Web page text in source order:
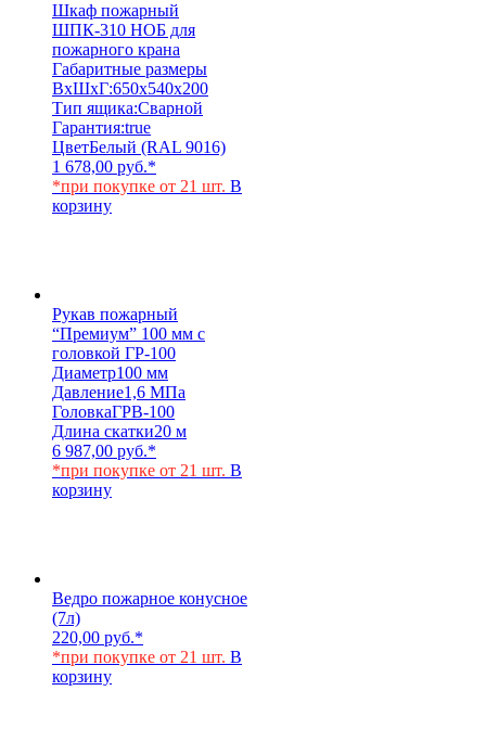
Шкаф пожарный
ШПК-310 НОБ для
пожарного крана
Габаритные размеры
ВхШхГ:650х540х200
Тип ящика:Сварной
Гарантия:true
ЦветБелый (RAL 9016)
1 678,00 руб.*
*при покупке от 21 шт. В
корзину
Рукав пожарный
“Премиум” 100 мм с
головкой ГР-100
Диаметр100 мм
Давление1,6 МПа
ГоловкаГРВ-100
Длина скатки20 м
6 987,00 руб.*
*при покупке от 21 шт. В
корзину
Ведро пожарное конусное
(7л)
220,00 руб.*
*при покупке от 21 шт. В
корзину